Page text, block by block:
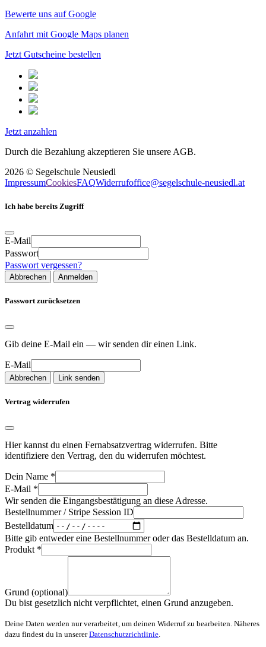
Bewerte uns auf Google
Anfahrt mit Google Maps planen
Jetzt Gutscheine bestellen
Jetzt anzahlen
Durch die Bezahlung akzeptieren Sie unsere AGB.
2026 © Segelschule Neusiedl
ImpressumCookiesFAQWiderrufoffice@segelschule-neusiedl.at
Ich habe bereits Zugriff
E-Mail
Passwort
Passwort vergessen?
Abbrechen Anmelden
Passwort zurücksetzen
Gib deine E-Mail ein — wir senden dir einen Link.
E-Mail
Abbrechen Link senden
Vertrag widerrufen
Hier kannst du einen Fernabsatzvertrag widerrufen. Bitte
identifiziere den Vertrag, den du widerrufen möchtest.
Dein Name *
E-Mail *
Wir senden die Eingangsbestätigung an diese Adresse.
Bestellnummer / Stripe Session ID
Bestelldatum
Bitte gib entweder eine Bestellnummer oder das Bestelldatum an.
Produkt *
Grund (optional)
Du bist gesetzlich nicht verpflichtet, einen Grund anzugeben.
Deine Daten werden nur verarbeitet, um deinen Widerruf zu bearbeiten. Näheres
dazu findest du in unsererDatenschutzrichtlinie.